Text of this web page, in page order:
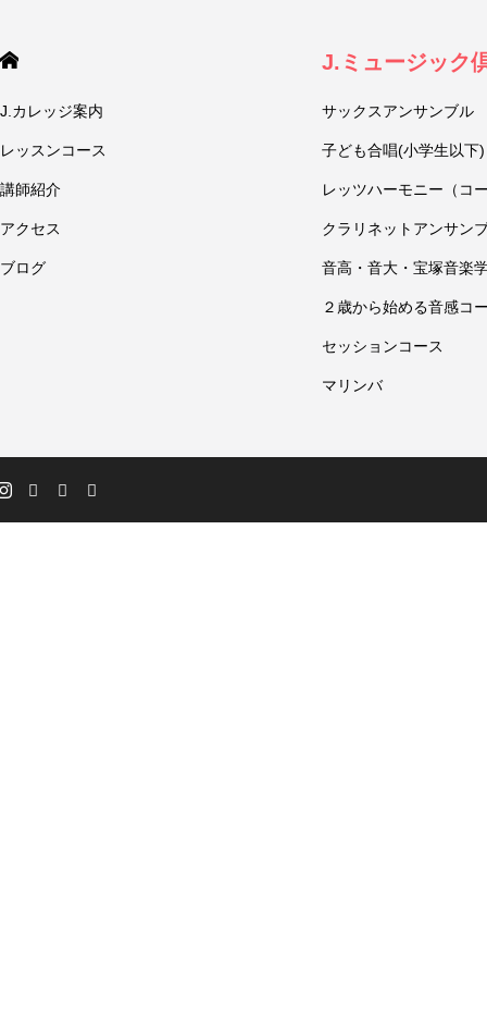
J.カレッジ案内
レッスンコース
講師紹介
アクセス
ブログ
J.ミュージック
サックスアンサンブル
子ども合唱(小学生以下)
レッツハーモニー（コ
クラリネットアンサン
音高・音大・宝塚音楽
２歳から始める音感コ
セッションコース
マリンバ